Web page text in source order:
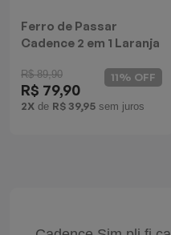
Ferro de Passar
Cadence 2 em 1 Laranja
R$ 89,90
R$ 79,90
2X de R$ 39,95 sem juros
11% OFF